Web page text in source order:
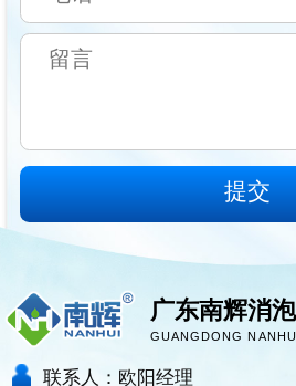
广东南辉消
GUANGDONG
联系人：欧阳经理